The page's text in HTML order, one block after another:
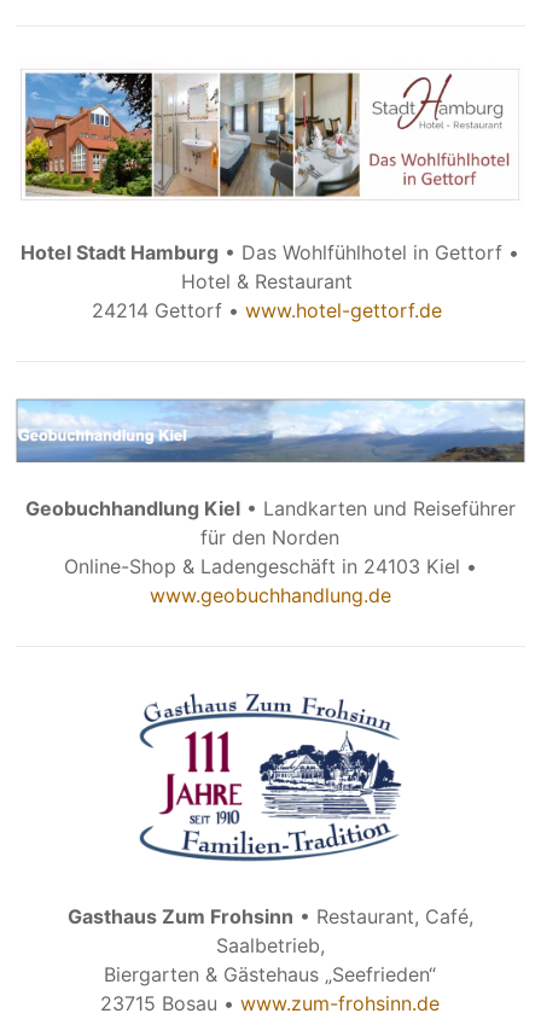
Hotel Stadt Hamburg • Das Wohlfühlhotel in Gettorf •
Hotel & Restaurant
24214 Gettorf •www.hotel-gettorf.de
Geobuchhandlung Kiel• Landkarten und Reiseführer
für den Norden
Online-Shop & Ladengeschäft in 24103 Kiel •
www.geobuchhandlung.de
Gasthaus Zum Frohsinn • Restaurant, Café,
Saalbetrieb,
Biergarten & Gästehaus „Seefrieden“
23715 Bosau •www.zum-frohsinn.de